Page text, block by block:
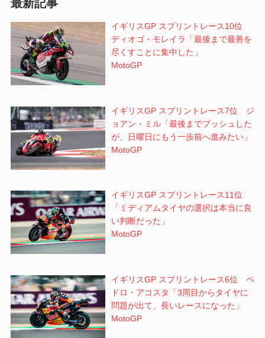
ン
最新記事
イギリスGP スプリントレース10位
ディオゴ・モレイラ「最後まで最善を
尽くすことに集中した」
MotoGP
イギリスGP スプリントレース7位 ジ
ョアン・ミル「最後までプッシュした
が、日曜日にもう一歩前へ進みたい」
MotoGP
イギリスGP スプリントレース11位
「ミディアムタイヤの選択は本当に良
い判断だった」
MotoGP
イギリスGP スプリントレース6位 ペ
ドロ・アコスタ「3周目からタイヤに
問題が出て、長いレースになった」
MotoGP